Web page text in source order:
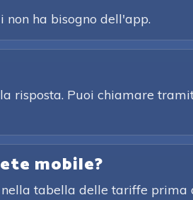
ha bisogno dell'app.
risposta. Puoi chiamare
mobile?
nella tabella delle tariffe prima